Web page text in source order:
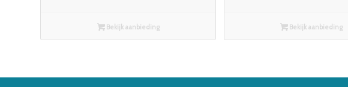
Bekijk aanbieding Bekijk aanbieding